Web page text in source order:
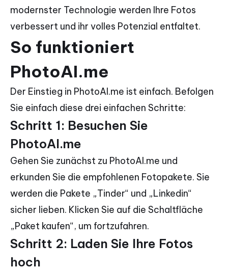
modernster Technologie werden Ihre Fotos
verbessert und ihr volles Potenzial entfaltet.
So funktioniert
PhotoAI.me
Der Einstieg in PhotoAI.me ist einfach. Befolgen
Sie einfach diese drei einfachen Schritte:
Schritt 1: Besuchen Sie
PhotoAI.me
Gehen Sie zunächst zu PhotoAI.me und
erkunden Sie die empfohlenen Fotopakete. Sie
werden die Pakete „Tinder“ und „Linkedin“
sicher lieben. Klicken Sie auf die Schaltfläche
„Paket kaufen“, um fortzufahren.
Schritt 2: Laden Sie Ihre Fotos
hoch